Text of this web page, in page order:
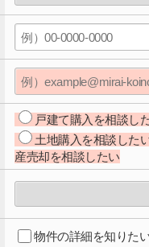
戸建て購入を相談し
土地購入を相談した
産売却を相談したい
物件の詳細を知りた